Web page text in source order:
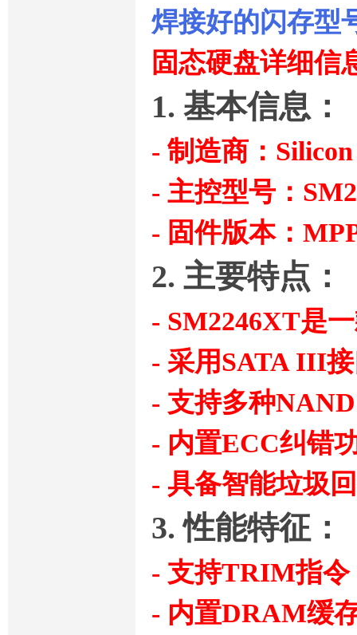
焊接好的闪存型
固态硬盘详细信
1. 基本信息：
- 制造商：
- 主控型号：
- 固件版本：
2. 主要特点：
- SM2246XT是
- 采用SATA III
- 支持多种
- 内置ECC纠错
- 具备智能垃圾
3. 性能特征：
- 支持TRIM指令
- 内置DRAM缓